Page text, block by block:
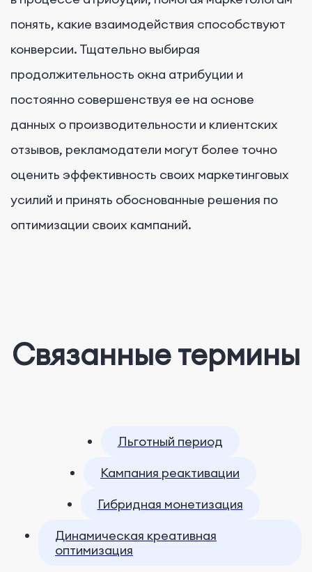
понять, какие взаимодействия способствуют
конверсии. Тщательно выбирая
продолжительность окна атрибуции и
постоянно совершенствуя ее на основе
данных о производительности и клиентских
отзывов, рекламодатели могут более точно
оценить эффективность своих маркетинговых
усилий и принять обоснованные решения по
оптимизации своих кампаний.
Связанные термины
Льготный период
Кампания реактивации
Гибридная монетизация
Динамическая креативная
оптимизация